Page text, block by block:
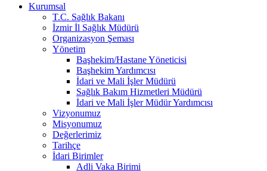
Kurumsal
T.C. Sağlık Bakanı
İzmir İl Sağlık Müdürü
Organizasyon Şeması
Yönetim
Başhekim/Hastane Yöneticisi
Başhekim Yardımcısı
İdari ve Mali İşler Müdürü
Sağlık Bakım Hizmetleri Müdürü
İdari ve Mali İşler Müdür Yardımcısı
Vizyonumuz
Misyonumuz
Değerlerimiz
Tarihçe
İdari Birimler
Adli Vaka Birimi